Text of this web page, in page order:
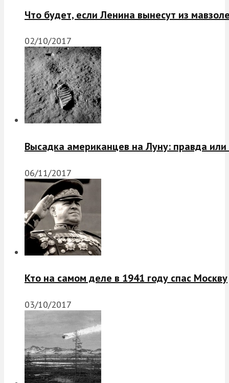
Что будет, если Ленина вынесут из
02/10/2017
Высадка американцев на Луну: правда
06/11/2017
Кто на самом деле в 1941 году спас Москву
03/10/2017